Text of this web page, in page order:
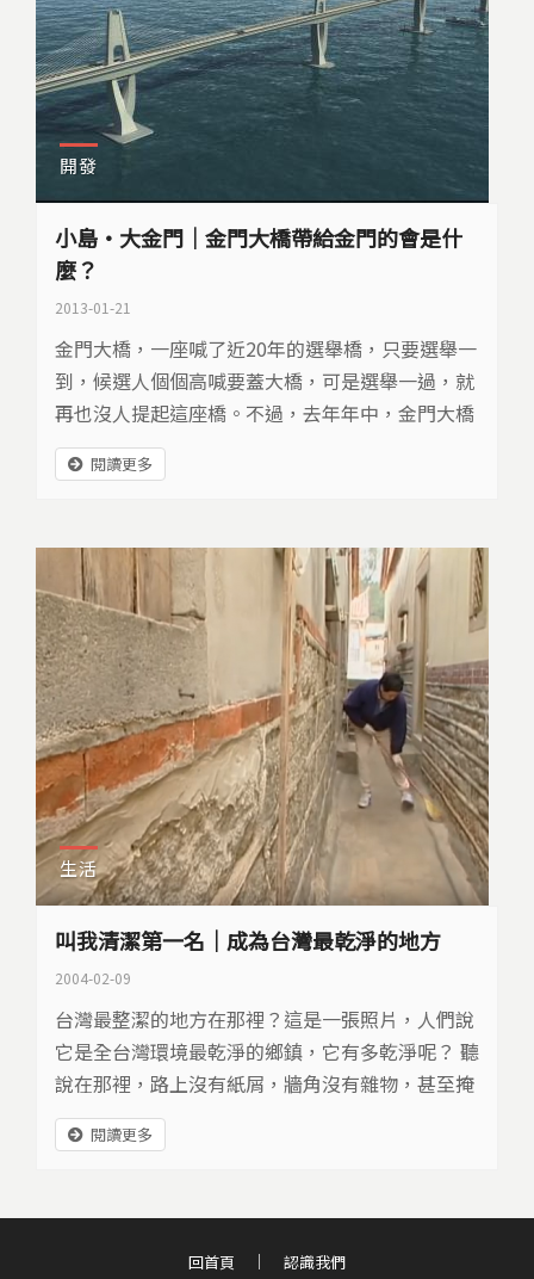
開發
小島‧大金門｜金門大橋帶給金門的會是什
麼？
2013-01-21
金門大橋，一座喊了近20年的選舉橋，只要選舉一
到，候選人個個高喊要蓋大橋，可是選舉一過，就
再也沒人提起這座橋。不過，去年年中，金門大橋
終於開工，一波波金門區域發展的討論，也浮上檯
面，金門人期盼的大橋，可以有多少幫助？金門地
閱讀更多
生活
叫我清潔第一名｜成為台灣最乾淨的地方
2004-02-09
台灣最整潔的地方在那裡？這是一張照片，人們說
它是全台灣環境最乾淨的鄉鎮，它有多乾淨呢？ 聽
說在那裡，路上沒有紙屑，牆角沒有雜物，甚至掩
埋場裡的垃圾，也都沒有混雜可用資源，因此，當
地人總是自豪的說：「叫我清潔第一名」
閱讀更多
回首頁 認識我們